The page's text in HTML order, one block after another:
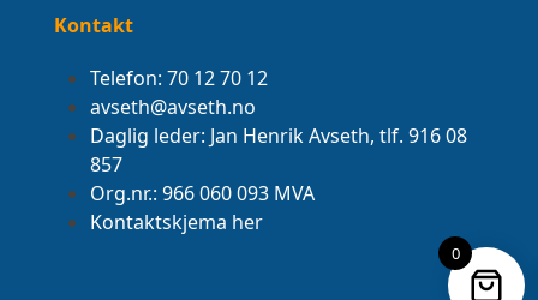
Kontakt
Telefon: 70 12 70 12
avseth@avseth.no
Daglig leder: Jan Henrik Avseth, tlf. 916 08
857
Org.nr.: 966 060 093 MVA
Kontaktskjema her
0